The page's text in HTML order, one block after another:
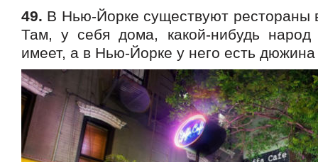
49. В Нью-Йорке существуют рестораны
Там, у себя дома, какой-нибудь
имеет, а в Нью-Йорке у него есть